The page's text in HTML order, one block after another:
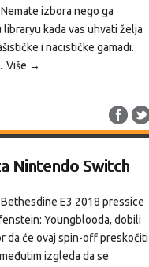
izbora nego ga
kada vas uhvati želja
i nacističke gamadi.
Više →
Nintendo Switch
E3 2018 pressice
Youngblooda, dobili
da će ovaj spin-off preskočiti
izgleda da se